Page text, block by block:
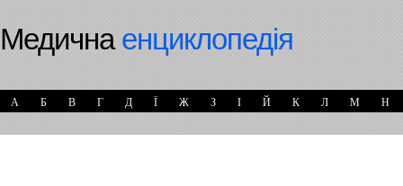
Медичнаенциклопедія
А Б В Г Д Ї Ж З І Й К Л М Н